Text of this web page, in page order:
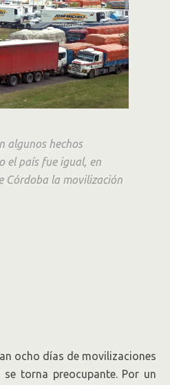
algunos hechos
el país fue igual, en
Córdoba la movilización
ocho días de movilizaciones
torna preocupante. Por un